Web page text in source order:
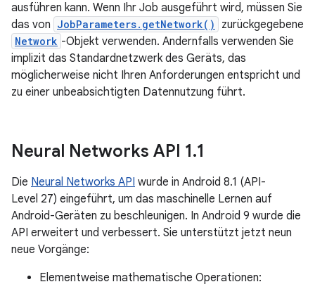
ausführen kann. Wenn Ihr Job ausgeführt wird, müssen Sie
das von JobParameters.getNetwork() zurückgegebene
Network -Objekt verwenden. Andernfalls verwenden Sie
implizit das Standardnetzwerk des Geräts, das
möglicherweise nicht Ihren Anforderungen entspricht und
zu einer unbeabsichtigten Datennutzung führt.
Neural Networks API 1.1
Die Neural Networks API wurde in Android 8.1 (API-
Level 27) eingeführt, um das maschinelle Lernen auf
Android-Geräten zu beschleunigen. In Android 9 wurde die
API erweitert und verbessert. Sie unterstützt jetzt neun
neue Vorgänge:
Elementweise mathematische Operationen: